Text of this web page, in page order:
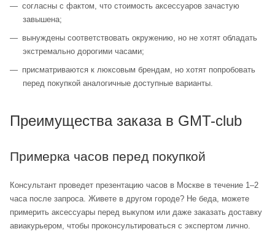
согласны с фактом, что стоимость аксессуаров зачастую
завышена;
вынуждены соответствовать окружению, но не хотят обладать
экстремально дорогими часами;
присматриваются к люксовым брендам, но хотят попробовать
перед покупкой аналогичные доступные варианты.
Преимущества заказа в GMT-club
Примерка часов перед покупкой
Консультант проведет презентацию часов в Москве в течение 1–2
часа после запроса. Живете в другом городе? Не беда, можете
примерить аксессуары перед выкупом или даже заказать доставку
авиакурьером, чтобы проконсультироваться с экспертом лично.